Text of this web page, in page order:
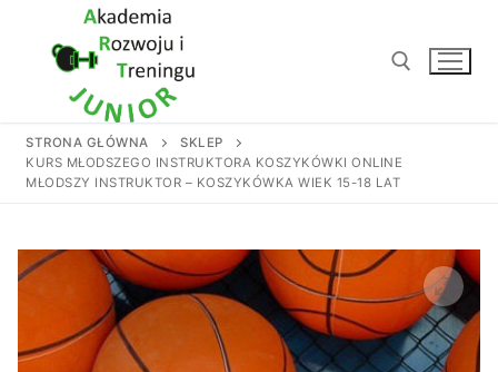
Szukaj:
STRONA GŁÓWNA
SKLEP
KURS MŁODSZEGO INSTRUKTORA KOSZYKÓWKI ONLINE
MŁODSZY INSTRUKTOR – KOSZYKÓWKA WIEK 15-18 LAT